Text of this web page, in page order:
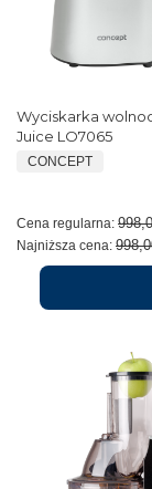
Wyciskarka
Juice LO7065
CONCEPT
Cena regularna:
Najniższa cena: